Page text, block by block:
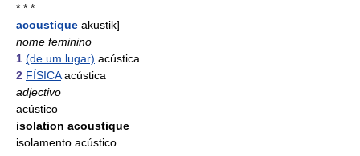
* * *
acoustique akustik]
nome feminino
1 (de um lugar) acústica
2 FÍSICAacústica
adjectivo
acústico
isolation acoustique
isolamento acústico